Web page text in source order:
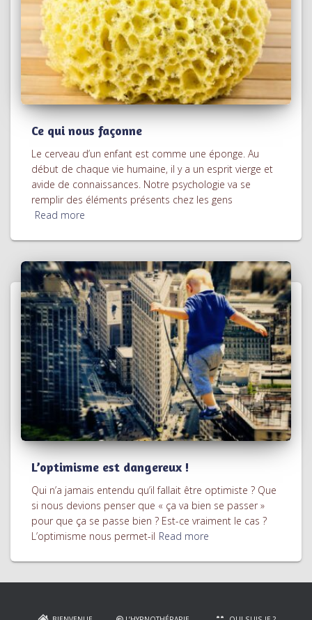
Ce qui nous façonne
Le cerveau d’un enfant est comme une éponge. Au
début de chaque vie humaine, il y a un esprit vierge et
avide de connaissances. Notre psychologie va se
remplir des éléments présents chez les gens
Read more
L’optimisme est dangereux !
Qui n’a jamais entendu qu’il fallait être optimiste ? Que
si nous devions penser que « ça va bien se passer »
pour que ça se passe bien ? Est-ce vraiment le cas ?
L’optimisme nous permet-il Read more